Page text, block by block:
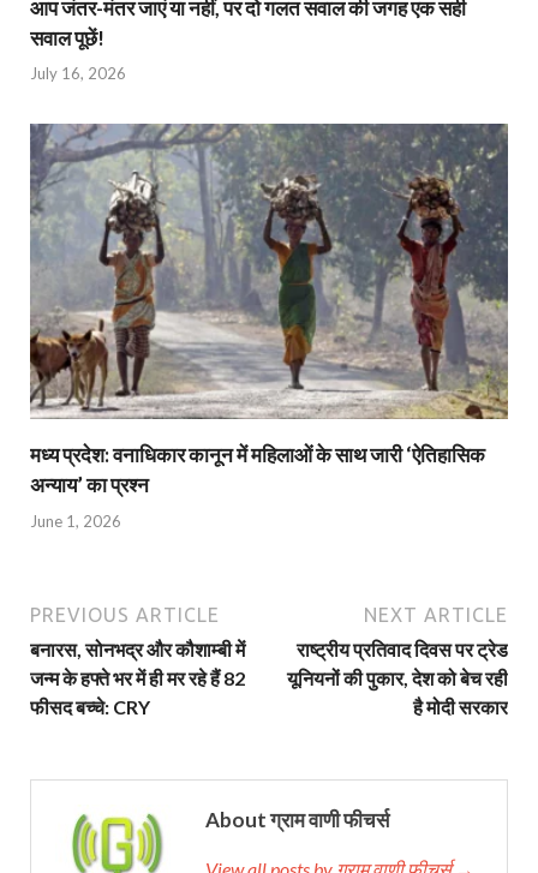
आप जंतर-मंतर जाएं या नहीं, पर दो गलत सवाल की जगह एक सही
सवाल पूछें!
July 16, 2026
मध्य प्रदेश: वनाधिकार कानून में महिलाओं के साथ जारी ‘ऐतिहासिक
अन्याय’ का प्रश्न
June 1, 2026
PREVIOUS ARTICLE
बनारस, सोनभद्र और कौशाम्बी में
जन्म के हफ्ते भर में ही मर रहे हैं 82
फीसद बच्चे: CRY
NEXT ARTICLE
राष्ट्रीय प्रतिवाद दिवस पर ट्रेड
यूनियनों की पुकार, देश को बेच रही
है मोदी सरकार
About ग्राम वाणी फीचर्स